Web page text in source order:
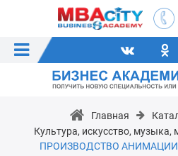
Главная
Культура, искусство, музыка,
ПРОИЗВОДСТВО